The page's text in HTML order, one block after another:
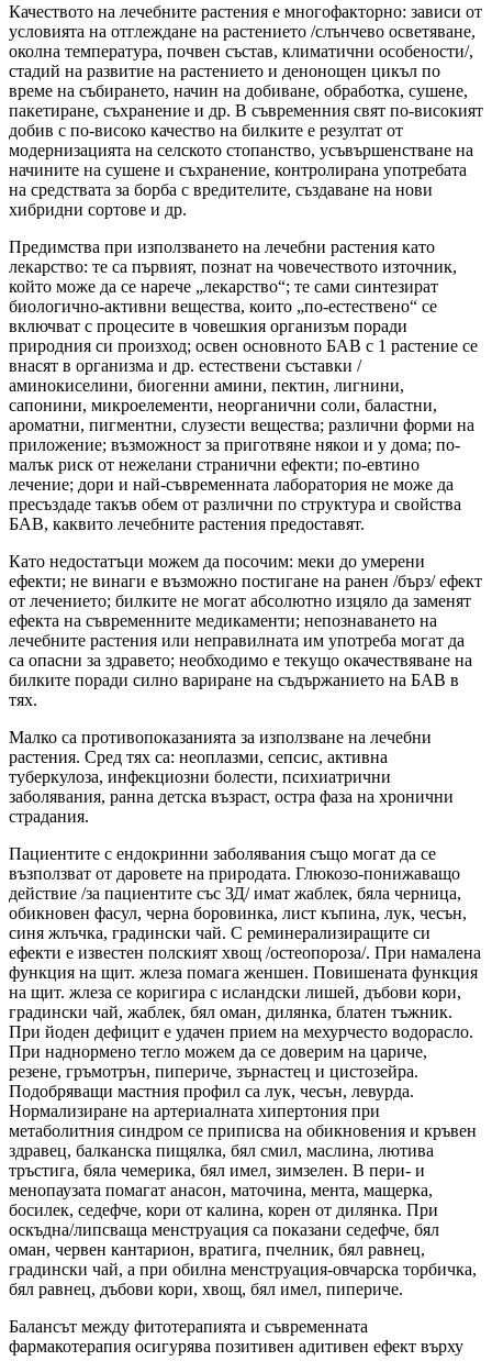
Качеството на лечебните растения е многофакторно: зависи от
условията на отглеждане на растението /слънчево осветяване,
околна температура, почвен състав, климатични особености/,
стадий на развитие на растението и денонощен цикъл по
време на събирането, начин на добиване, обработка, сушене,
пакетиране, съхранение и др. В съвременния свят по-високият
добив с по-високо качество на билките е резултат от
модернизацията на селското стопанство, усъвършенстване на
начините на сушене и съхранение, контролирана употребата
на средствата за борба с вредителите, създаване на нови
хибридни сортове и др.
Предимства при използването на лечебни растения като
лекарство: те са първият, познат на човечеството източник,
който може да се нарече „лекарство“; те сами синтезират
биологично-активни вещества, които „по-естествено“ се
включват с процесите в човешкия организъм поради
природния си произход; освен основното БАВ с 1 растение се
внасят в организма и др. естествени съставки /
аминокиселини, биогенни амини, пектин, лигнини,
сапонини, микроелементи, неорганични соли, баластни,
ароматни, пигментни, слузести вещества; различни форми на
приложение; възможност за приготвяне някои и у дома; по-
малък риск от нежелани странични ефекти; по-евтино
лечение; дори и най-съвременната лаборатория не може да
пресъздаде такъв обем от различни по структура и свойства
БАВ, каквито лечебните растения предоставят.
Като недостатъци можем да посочим: меки до умерени
ефекти; не винаги е възможно постигане на ранен /бърз/ ефект
от лечението; билките не могат абсолютно изцяло да заменят
ефекта на съвременните медикаменти; непознаването на
лечебните растения или неправилната им употреба могат да
са опасни за здравето; необходимо е текущо окачествяване на
билките поради силно вариране на съдържанието на БАВ в
тях.
Малко са противопоказанията за използване на лечебни
растения. Сред тях са: неоплазми, сепсис, активна
туберкулоза, инфекциозни болести, психиатрични
заболявания, ранна детска възраст, остра фаза на хронични
страдания.
Пациентите с ендокринни заболявания също могат да се
възползват от даровете на природата. Глюкозо-понижаващо
действие /за пациентите със ЗД/ имат жаблек, бяла черница,
обикновен фасул, черна боровинка, лист къпина, лук, чесън,
синя жлъчка, градински чай. С реминерализиращите си
ефекти е известен полският хвощ /остеопороза/. При намалена
функция на щит. жлеза помага женшен. Повишената функция
на щит. жлеза се коригира с исландски лишей, дъбови кори,
градински чай, жаблек, бял оман, дилянка, блатен тъжник.
При йоден дефицит е удачен прием на мехурчесто водорасло.
При наднормено тегло можем да се доверим на цариче,
резене, гръмотрън, пипериче, зърнастец и цистозейра.
Подобряващи мастния профил са лук, чесън, левурда.
Нормализиране на артериалната хипертония при
метаболитния синдром се приписва на обикновения и кръвен
здравец, балканска пищялка, бял смил, маслина, лютива
тръстига, бяла чемерика, бял имел, зимзелен. В пери- и
менопаузата помагат анасон, маточина, мента, мащерка,
босилек, седефче, кори от калина, корен от дилянка. При
оскъдна/липсваща менструация са показани седефче, бял
оман, червен кантарион, вратига, пчелник, бял равнец,
градински чай, а при обилна менструация-овчарска торбичка,
бял равнец, дъбови кори, хвощ, бял имел, пипериче.
Балансът между фитотерапията и съвременната
фармакотерапия осигурява позитивен адитивен ефект върху